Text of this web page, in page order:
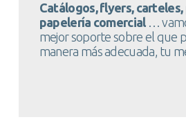
Catálogos, flyers, carteles,
papelería comercial…
mejor soporte sobre el que
manera más adecuada, tu